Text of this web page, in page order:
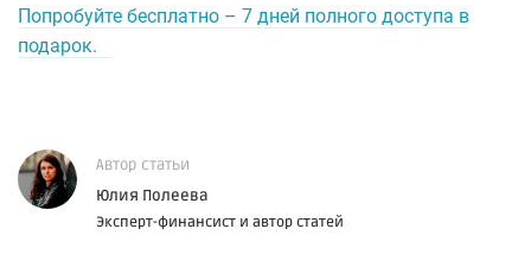
Попробуйте бесплатно – 7 дней полного доступа в
подарок.
Автор статьи
Юлия Полеева
Эксперт-финансист и автор статей